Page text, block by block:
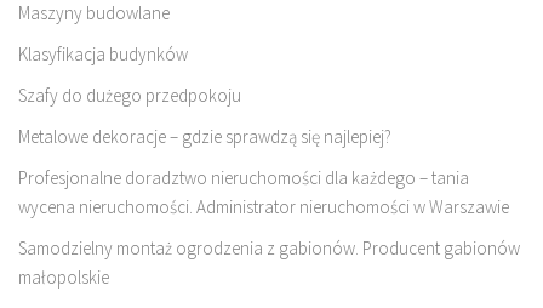
Maszyny budowlane
Klasyfikacja budynków
Szafy do dużego przedpokoju
Metalowe dekoracje – gdzie sprawdzą się najlepiej?
Profesjonalne doradztwo nieruchomości dla każdego – tania
wycena nieruchomości. Administrator nieruchomości w Warszawie
Samodzielny montaż ogrodzenia z gabionów. Producent gabionów
małopolskie